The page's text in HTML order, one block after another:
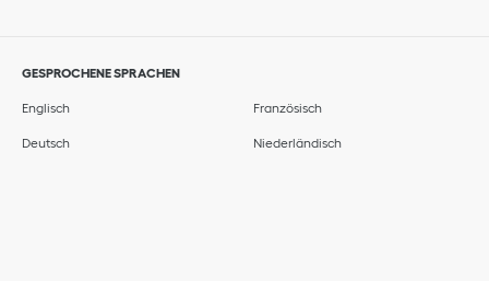
GESPROCHENE SPRACHEN
Englisch Französisch
Deutsch Niederländisch